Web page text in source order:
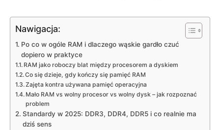
Nawigacja:
Po co w ogóle RAM i dlaczego wąskie gardło czuć
dopiero w praktyce
RAM jako roboczy blat między procesorem a dyskiem
Co się dzieje, gdy kończy się pamięć RAM
Zajęta kontra używana pamięć operacyjna
Mało RAM vs wolny procesor vs wolny dysk – jak rozpoznać
problem
Standardy w 2025: DDR3, DDR4, DDR5 i co realnie ma
dziś sens